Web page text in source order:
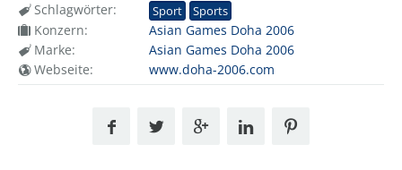
Schlagwörter:
Sport Sports
Konzern:
Asian Games Doha 2006
Marke:
Asian Games Doha 2006
Webseite:
www.doha-2006.com